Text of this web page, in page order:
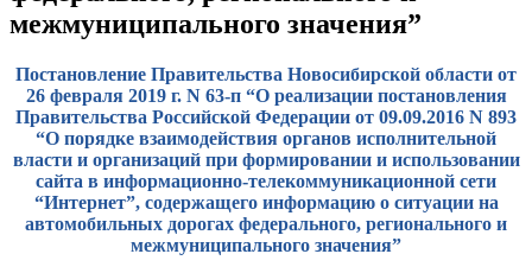
межмуниципального значения”
Постановление Правительства Новосибирской области от
26 февраля 2019 г. N 63-п “О реализации постановления
Правительства Российской Федерации от 09.09.2016 N 893
“О порядке взаимодействия органов исполнительной
власти и организаций при формировании и использовании
сайта в информационно-телекоммуникационной сети
“Интернет”, содержащего информацию о ситуации на
автомобильных дорогах федерального, регионального и
межмуниципального значения”